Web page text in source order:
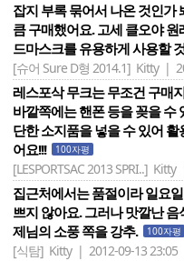
잡지 부록 묶어서 나온 것인가
큼 구매했어요. 고세 클오야
드마스크를 유용하게 사용할
[슈어 Sure D형 2014.1] Kitty |
레스포삭 무크는 무조건 구매
바깥쪽에는 핸폰 등을 꽂을 수
단한 소지품을 넣을 수 있어
어요!!!
100자평
[LESPORTSAC 2013 SPRI..] Kitty
집근처에서는 품절이라 일요
쁘지 않아요. 그러나 맛깔난
제님의 소풍 쪽을 강추.
100자평
[식탐] Kitty | 2012-09-13 23:05